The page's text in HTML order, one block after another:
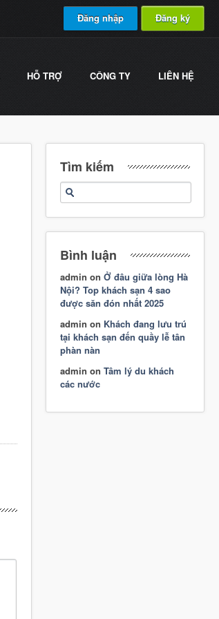
Đăng nhập Đăng ký
HỖ TRỢ CÔNG TY LIÊN HỆ
Tìm kiếm
Bình luận
admin on Ở đâu giữa lòng Hà
Nội? Top khách sạn 4 sao
được săn đón nhất 2025
admin on Khách đang lưu trú
tại khách sạn đến quầy lễ tân
phàn nàn
admin on Tâm lý du khách
các nước